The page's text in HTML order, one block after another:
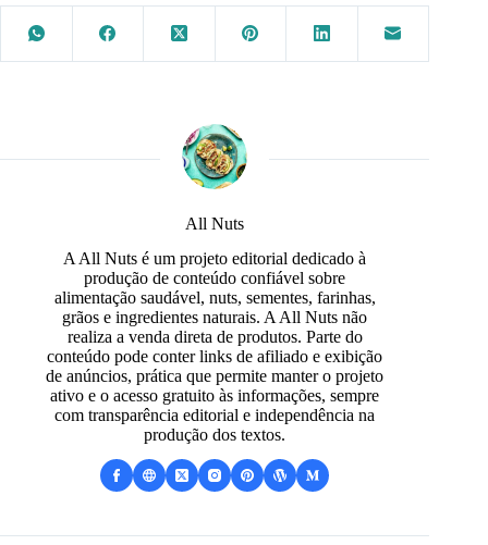
All Nuts
A All Nuts é um projeto editorial dedicado à
produção de conteúdo confiável sobre
alimentação saudável, nuts, sementes, farinhas,
grãos e ingredientes naturais. A All Nuts não
realiza a venda direta de produtos. Parte do
conteúdo pode conter links de afiliado e exibição
de anúncios, prática que permite manter o projeto
ativo e o acesso gratuito às informações, sempre
com transparência editorial e independência na
produção dos textos.